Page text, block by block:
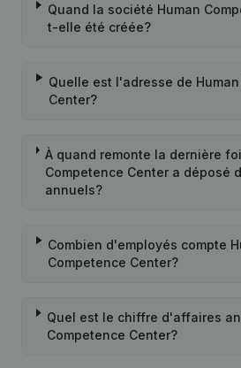
Quand la société Human
t-elle été créée?
Quelle est l'adresse de
Center?
À quand remonte la dernière
Competence Center a déposé
annuels?
Combien d'employés compte
Competence Center?
Quel est le chiffre d'affaires
Competence Center?